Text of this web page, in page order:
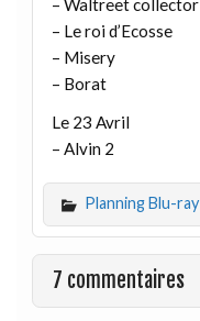
– Waltreet collector
– Le roi d’Ecosse
– Misery
– Borat
Le 23 Avril
– Alvin 2
Planning Blu-ray
7 commentaires